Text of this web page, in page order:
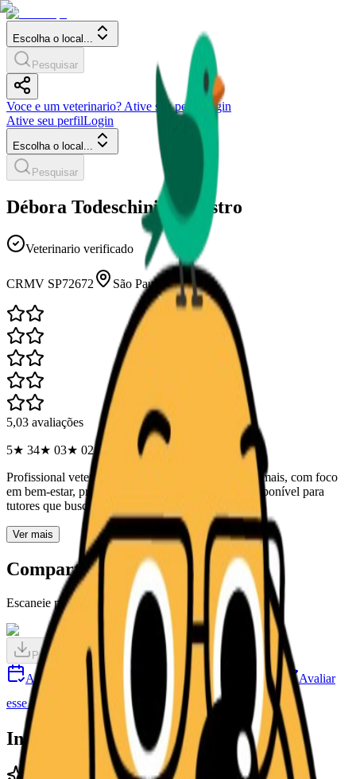
Escolha o local...
Pesquisar
Voce e um veterinario? Ative seu perfil
Login
Ative seu perfilLogin
Escolha o local...
Pesquisar
Débora Todeschini de Castro
Veterinario verificado
CRMV SP72672 São Paulo
5,03 avaliações
5★ 34★ 03★ 02★
0
Profissional veterinário dedicado ao cuidado de animais, com foco
em bem-estar, prevenção e saúde. Perfil público disponível para
tutores que buscam atendimento confiável...
Ver mais
Compartilhar este perfil
Escaneie para abrir o cartao digital profissional.
Preparando QR... Copiar link
Agendar atendimento WhatsApp (Indisponível)
Avaliar
esse perfil
Compartilhar perfil
Informações relevantes